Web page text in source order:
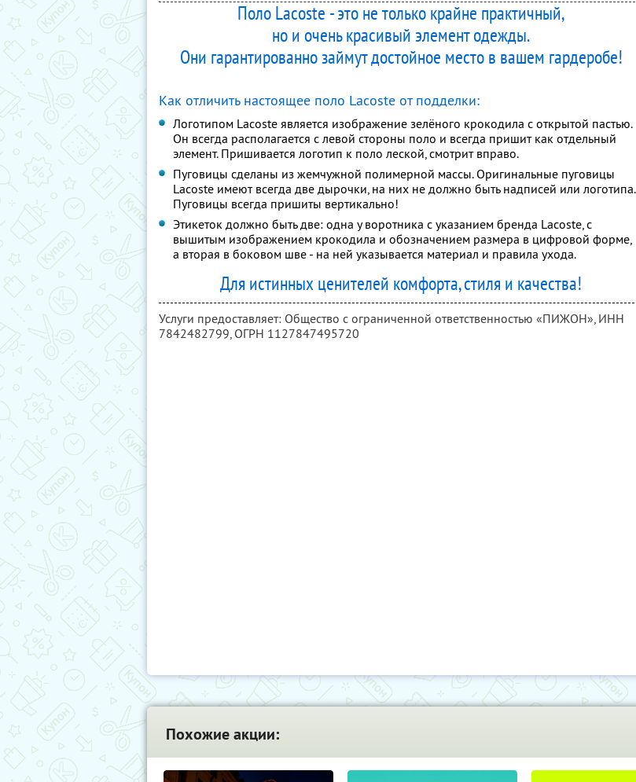
Поло Lacoste - это не только крайне практичный,
но и очень красивый элемент одежды.
Они гарантированно займут достойное место в вашем гардеробе!
Как отличить настоящее поло Lacoste от подделки:
Логотипом Lacoste является изображение зелёного крокодила с открытой пастью.
Он всегда располагается с левой стороны поло и всегда пришит как отдельный
элемент. Пришивается логотип к поло леской, смотрит вправо.
Пуговицы сделаны из жемчужной полимерной массы. Оригинальные пуговицы
Lacoste имеют всегда две дырочки, на них не должно быть надписей или логотипа.
Пуговицы всегда пришиты вертикально!
Этикеток должно быть две: одна у воротника c указанием бренда Lacoste, с
вышитым изображением крокодила и обозначением размера в цифровой форме,
а вторая в боковом шве - на ней указывается материал и правила ухода.
Для истинных ценителей комфорта, стиля и качества!
Услуги предоставляет: Общество с ограниченной ответственностью «ПИЖОН», ИНН
7842482799, ОГРН 1127847495720
Похожие акции: